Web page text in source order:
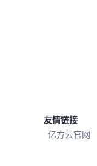
友情链接
亿方云官网